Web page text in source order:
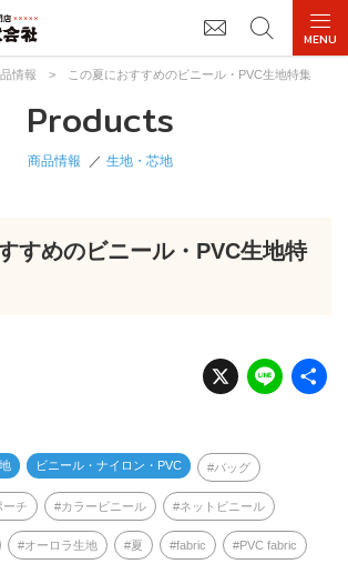
情報 > この夏におすすめのビニール・PVC生地特集
Products
商品情報 生地・芯地
すめのビニール・PVC生地特
X Li
n
ビニール・ナイロン・PVC バッグ
ーチ カラービニール ネットビニール
オーロラ生地 夏 fabric PVC fabric